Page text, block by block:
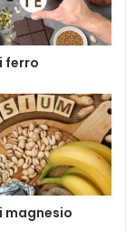
ferro
magnesio